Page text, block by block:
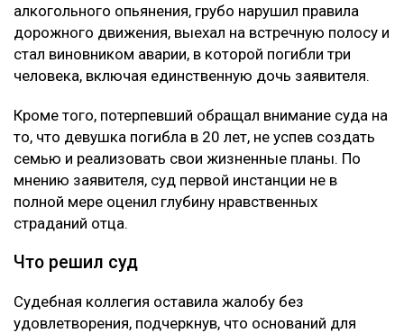
алкогольного опьянения, грубо нарушил правила
дорожного движения, выехал на встречную полосу и
стал виновником аварии, в которой погибли три
человека, включая единственную дочь заявителя.
Кроме того, потерпевший обращал внимание суда на
то, что девушка погибла в 20 лет, не успев создать
семью и реализовать свои жизненные планы. По
мнению заявителя, суд первой инстанции не в
полной мере оценил глубину нравственных
страданий отца.
Что решил суд
Судебная коллегия оставила жалобу без
удовлетворения, подчеркнув, что оснований для